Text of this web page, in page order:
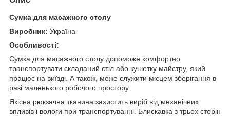
Сумка для масажного столу
Виробник: Україна
Особливості:
Сумка для масажного столу допоможе комфортно
транспортувати складаний стіл або кушетку майстру, який
працює на виїзді. А також, може служити місцем зберігання в
разі маленького робочого простору.
Якісна рюкзачна тканина захистить виріб від механічних
впливів і вологи при транспортуванні. Блискавка з трьох сторін